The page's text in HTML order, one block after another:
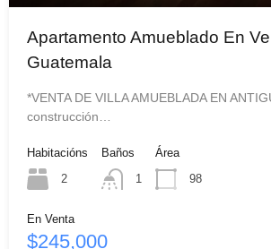
Apartamento Amueblado En
Guatemala
*VENTA DE VILLA AMUEBLADA EN
construcción…
Habitacións
2
Baños
1
Área
98
En Venta
$245,000